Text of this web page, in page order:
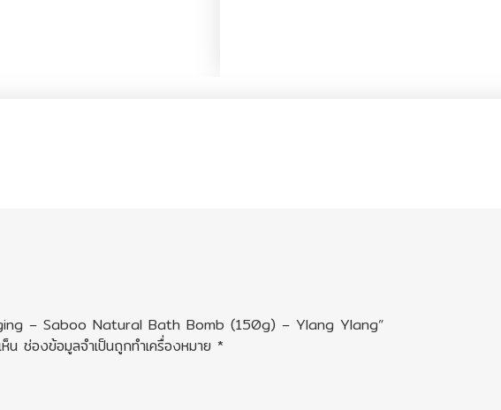
– Saboo Natural Bath Bomb (150g) – Ylang Ylang”
น ช่องข้อมูลจำเป็นถูกทำเครื่องหมาย*